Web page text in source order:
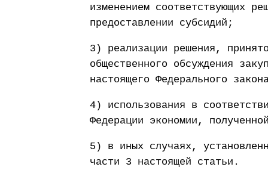
изменением соответствующих
предоставлении субсидий;
3) реализации решения,
общественного обсуждения
настоящего Федерального
4) использования в
Федерации экономии,
5) в иных случаях,
части 3 настоящей статьи.